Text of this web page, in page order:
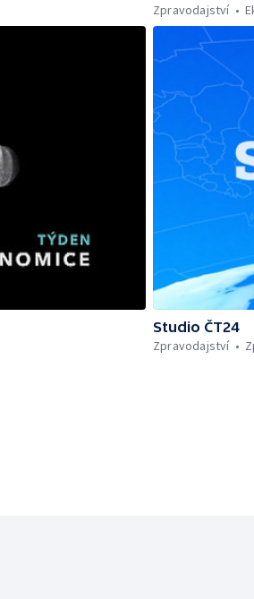
Zpravodajství
Studio ČT24
Zpravodajství